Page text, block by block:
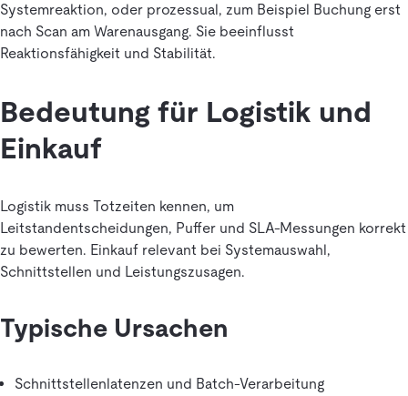
Systemreaktion, oder prozessual, zum Beispiel Buchung erst
nach Scan am Warenausgang. Sie beeinflusst
Reaktionsfähigkeit und Stabilität.
Bedeutung für Logistik und
Einkauf
Logistik muss Totzeiten kennen, um
Leitstandentscheidungen, Puffer und SLA-Messungen korrekt
zu bewerten. Einkauf relevant bei Systemauswahl,
Schnittstellen und Leistungszusagen.
Typische Ursachen
Schnittstellenlatenzen und Batch-Verarbeitung